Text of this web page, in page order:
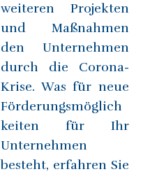
weiteren Projekten
und Maßnahmen
den Unternehmen
durch die Corona-
Krise. Was für neue
Förderungsmöglich
keiten für Ihr
Unternehmen
besteht, erfahren Sie